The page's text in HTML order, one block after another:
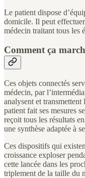
Le patient dispose
domicile. Il peut effectuer
médecin traitant tous les
Comment ça
Ces objets connectés
médecin, par
analysent et
patient fait ses mesures
reçoit tous les résultats
une synthèse adaptée à
Ces dispositifs qui
croissance exploser
cette lancée dans les
triplement de la taille du